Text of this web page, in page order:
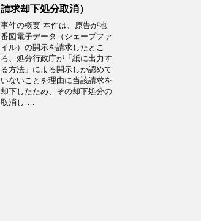
請求却下処分取消）
事件の概要 本件は、原告が地
番図電子データ（シェープファ
イル）の開示を請求したとこ
ろ、処分行政庁が「紙に出力す
る方法」による開示しか認めて
いないことを理由に当該請求を
却下したため、その却下処分の
取消し …